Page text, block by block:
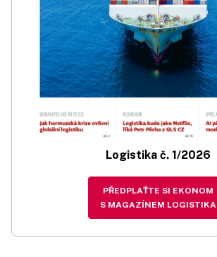
Logistika č. 1/2026
PŘEDPLAŤTE SI EKONOM
S MAGAZÍNEM LOGISTIKA